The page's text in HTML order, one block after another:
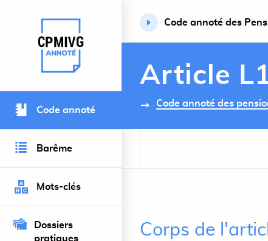
Retour à l’accueil du site
Code annoté
Barême
Mots-clés
Dossiers
pratiques
Code annoté des
Article
Code annoté des
Corps de